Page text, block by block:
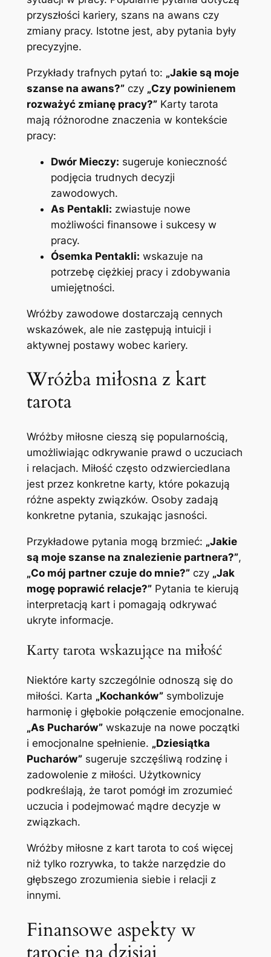
przyszłości kariery, szans na awans czy
zmiany pracy. Istotne jest, aby pytania były
precyzyjne.
Przykłady trafnych pytań to: „Jakie są moje
szanse na awans?”czy „Czy powinienem
rozważyć zmianę pracy?”Karty tarota
mają różnorodne znaczenia w kontekście
pracy:
Dwór Mieczy: sugeruje konieczność
podjęcia trudnych decyzji
zawodowych.
As Pentakli: zwiastuje nowe
możliwości finansowe i sukcesy w
pracy.
Ósemka Pentakli: wskazuje na
potrzebę ciężkiej pracy i zdobywania
umiejętności.
Wróżby zawodowe dostarczają cennych
wskazówek, ale nie zastępują intuicji i
aktywnej postawy wobec kariery.
Wróżba miłosna z kart
tarota
Wróżby miłosne cieszą się popularnością,
umożliwiając odkrywanie prawd o uczuciach
i relacjach. Miłość często odzwierciedlana
jest przez konkretne karty, które pokazują
różne aspekty związków. Osoby zadają
konkretne pytania, szukając jasności.
Przykładowe pytania mogą brzmieć: „Jakie
są moje szanse na znalezienie partnera?”,
„Co mój partner czuje do mnie?”czy „Jak
mogę poprawić relacje?”Pytania te kierują
interpretacją kart i pomagają odkrywać
ukryte informacje.
Karty tarota wskazujące na miłość
Niektóre karty szczególnie odnoszą się do
miłości. Karta „Kochanków”symbolizuje
harmonię i głębokie połączenie emocjonalne.
„As Pucharów”wskazuje na nowe początki
i emocjonalne spełnienie. „Dziesiątka
Pucharów”sugeruje szczęśliwą rodzinę i
zadowolenie z miłości. Użytkownicy
podkreślają, że tarot pomógł im zrozumieć
uczucia i podejmować mądre decyzje w
związkach.
Wróżby miłosne z kart tarota to coś więcej
niż tylko rozrywka, to także narzędzie do
głębszego zrozumienia siebie i relacji z
innymi.
Finansowe aspekty w